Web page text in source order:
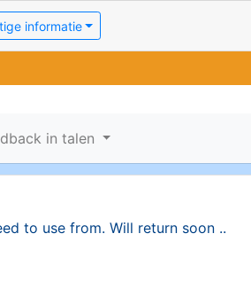
informatie
in talen
to use from. Will return soon ..